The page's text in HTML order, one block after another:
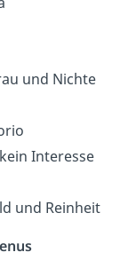
und Nichte
Interesse
und Reinheit